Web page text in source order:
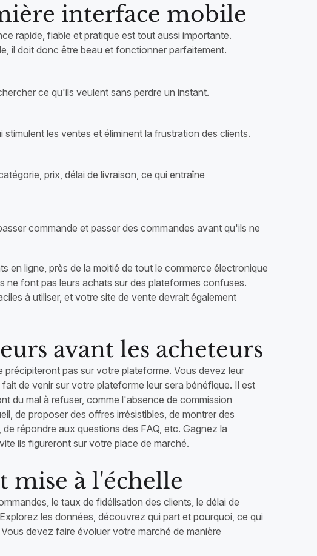
interface mobile
rapide, fiable et pratique est tout aussi importante.
il doit donc être beau et fonctionner parfaitement.
ce qu'ils veulent sans perdre un instant.
les ventes et éliminent la frustration des clients.
prix, délai de livraison, ce qui entraîne
commande et passer des commandes avant qu'ils ne
en ligne, près de la moitié de tout le commerce électronique
ne font pas leurs achats sur des plateformes confuses.
à utiliser, et votre site de vente devrait également
avant les acheteurs
précipiteront pas sur votre plateforme. Vous devez leur
de venir sur votre plateforme leur sera bénéfique. Il est
du mal à refuser, comme l'absence de commission
de proposer des offres irrésistibles, de montrer des
répondre aux questions des FAQ, etc. Gagnez la
ils figureront sur votre place de marché.
mise à l'échelle
le taux de fidélisation des clients, le délai de
les données, découvrez qui part et pourquoi, ce qui
devez faire évoluer votre marché de manière